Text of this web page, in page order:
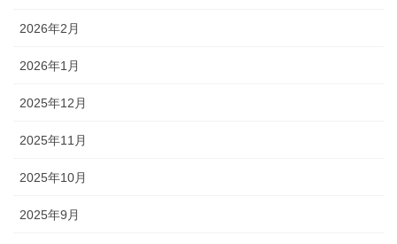
2026年2月
2026年1月
2025年12月
2025年11月
2025年10月
2025年9月